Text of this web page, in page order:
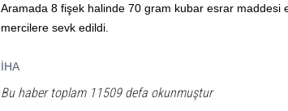
Aramada 8 fişek halinde 70 gram kubar esrar maddesi
mercilere sevk edildi.
İHA
Bu haber toplam 11509 defa okunmuştur